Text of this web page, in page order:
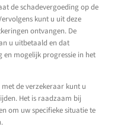
de schadevergoeding op de
kunt u uit deze
ontvangen. De
u uitbetaald en dat
mogelijk progressie in het
de verzekeraar kunt u
Het is raadzaam bij
om uw specifieke situatie te